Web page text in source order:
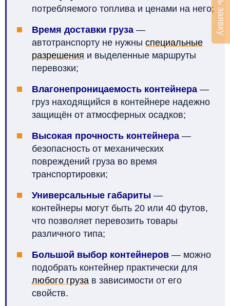
потребляемого топлива и ценами на него;
Время доставки груза —
автотранспорту не нужны специальные
разрешения и выделенные маршруты
перевозки;
Влагонепроницаемость контейнера —
груз находящийся в контейнере надежно
защищён от атмосферных осадков;
Высокая прочность контейнера —
безопасность от механических
повреждений груза во время
транспортировки;
Универсальные габариты —
контейнеры могут быть 20 или 40 футов,
что позволяет перевозить товары
различного типа;
Большой выбор контейнеров — можно
подобрать контейнер практически для
любого груза в зависимости от его
свойств.